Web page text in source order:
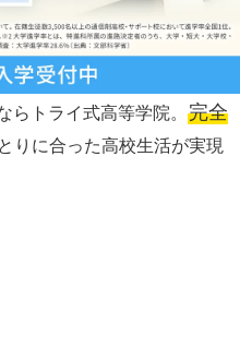
トライ式高等学院。 完全
りに合った高校生活が実現